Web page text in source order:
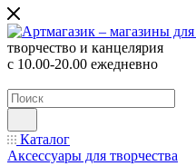
творчество и канцелярия
с 10.00-20.00 ежедневно
Каталог
Аксессуары для творчества